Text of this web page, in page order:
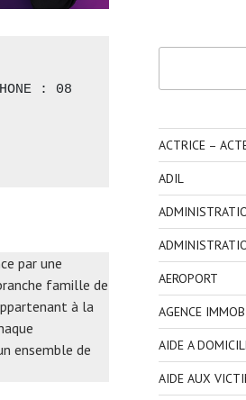
: 08
par une
famille de
à la
ensemble de
ACTRICE –
ADIL
AEROPORT
AGENCE
AIDE A
AIDE AUX